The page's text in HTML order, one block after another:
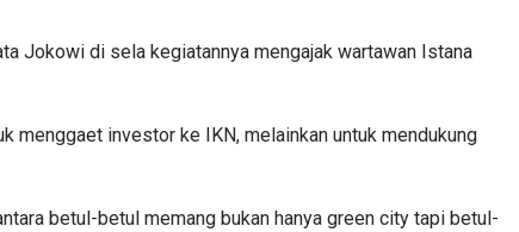
Jokowi di sela kegiatannya mengajak wartawan Istana
menggaet investor ke IKN, melainkan untuk mendukung
betul-betul memang bukan hanya green city tapi betul-